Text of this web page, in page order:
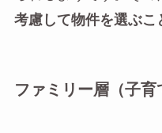
考慮して物件を選ぶこ
ファミリー層（子育